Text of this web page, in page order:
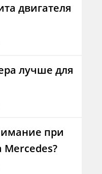
двигателя
лучше для
при